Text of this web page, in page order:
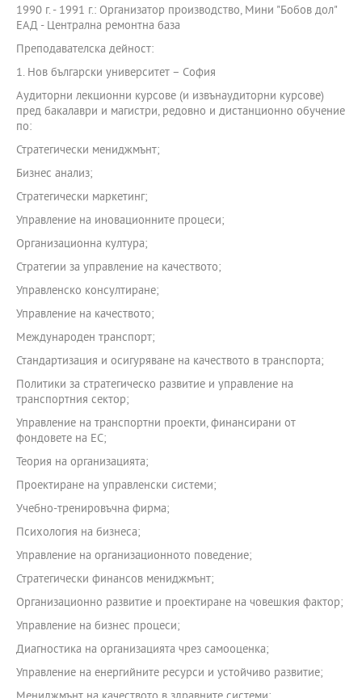
1990 г. - 1991 г.: Организатор производство, Мини "Бобов дол"
ЕАД - Централна ремонтна база
Преподавателска дейност:
1. Нов български университет – София
Аудиторни лекционни курсове (и извънаудиторни курсове)
пред бакалаври и магистри, редовно и дистанционно обучение
по:
Стратегически мениджмънт;
Бизнес анализ;
Стратегически маркетинг;
Управление на иновационните процеси;
Организационна култура;
Стратегии за управление на качеството;
Управленско консултиране;
Управление на качеството;
Международен транспорт;
Стандартизация и осигуряване на качеството в транспорта;
Политики за стратегическо развитие и управление на
транспортния сектор;
Управление на транспортни проекти, финансирани от
фондовете на ЕС;
Теория на организацията;
Проектиране на управленски системи;
Учебно-тренировъчна фирма;
Психология на бизнеса;
Управление на организационното поведение;
Стратегически финансов мениджмънт;
Организационно развитие и проектиране на човешкия фактор;
Управление на бизнес процеси;
Диагностика на организацията чрез самооценка;
Управление на енергийните ресурси и устойчиво развитие;